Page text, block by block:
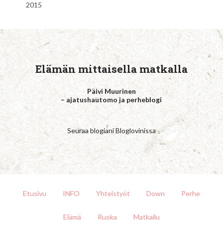
2015
Elämän mittaisella matkalla
Päivi Muurinen
– ajatushautomo ja perheblogi
Seuraa blogiani Bloglovinissa
Etusivu INFO Yhteistyöt Down Perhe
Elämä Ruoka Matkailu